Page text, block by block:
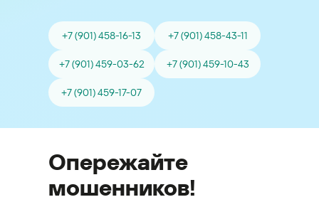
+7 (901) 458-16-13 +7 (901) 458-43-11
+7 (901) 459-03-62 +7 (901) 459-10-43
+7 (901) 459-17-07
Опережайте
мошенников!